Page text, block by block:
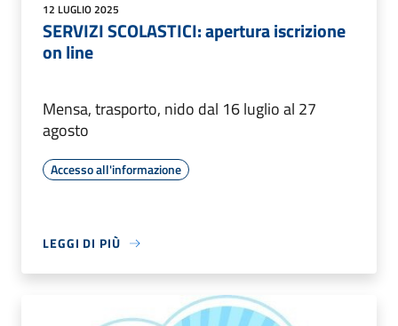
12 LUGLIO 2025
SERVIZI SCOLASTICI: apertura iscrizione
on line
Mensa, trasporto, nido dal 16 luglio al 27
agosto
Accesso all'informazione
LEGGI DI PIÙ